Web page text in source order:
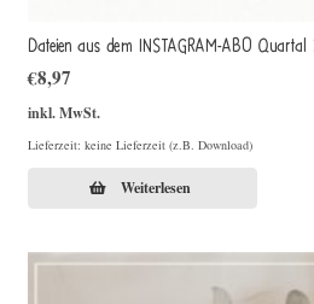
Dateien aus dem INSTAGRAM-ABO
€8,97
inkl. MwSt.
Lieferzeit: keine Lieferzeit (z.B. Download)
Weiterlesen